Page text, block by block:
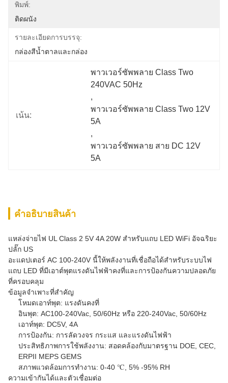
พิมพ์:
ติดผนัง
รายละเอียดการบรรจุ:
กล่องสีน้ำตาลและกล่อง
เน้น:
พาวเวอร์ซัพพลาย Class Two
240VAC 50Hz
,
พาวเวอร์ซัพพลาย Class Two 12V
5A
,
พาวเวอร์ซัพพลาย สาย DC 12V
5A
คําอธิบายสินค้า
แหล่งจ่ายไฟ UL Class 2 5V 4A 20W สำหรับแถบ LED WiFi อัจฉริยะ
ปลั๊ก US
อะแดปเตอร์ AC 100-240V นี้ให้พลังงานที่เชื่อถือได้สำหรับระบบไฟ
แถบ LED ที่มีเอาต์พุตแรงดันไฟฟ้าคงที่และการป้องกันความปลอดภัย
ที่ครอบคลุม
ข้อมูลจำเพาะที่สำคัญ
โหมดเอาท์พุต: แรงดันคงที่
อินพุต: AC100-240Vac, 50/60Hz หรือ 220-240Vac, 50/60Hz
เอาท์พุต: DC5V, 4A
การป้องกัน: การลัดวงจร กระแส และแรงดันไฟฟ้า
ประสิทธิภาพการใช้พลังงาน: สอดคล้องกับมาตรฐาน DOE, CEC,
ERPII MEPS GEMS
สภาพแวดล้อมการทำงาน: 0-40 ℃, 5% -95% RH
ความเข้ากันได้และตัวเชื่อมต่อ